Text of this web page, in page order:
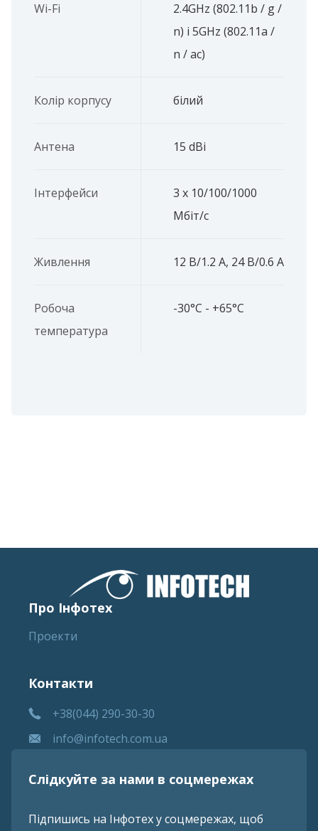
Wi-Fi
2.4GHz (802.11b / g /
n) і 5GHz (802.11a /
n / ac)
Колір корпусу білий
Антена 15 dBi
Інтерфейси
3 x 10/100/1000
Мбіт/с
Живлення 12 В/1.2 A, 24 В/0.6 A
Робоча
температура
-30°C - +65°C
Про Інфотех
Проекти
Контакти
+38(044) 290-30-30
info@infotech.com.ua
Слідкуйте за нами в соцмережах
Підпишись на Інфотех у соцмережах, щоб